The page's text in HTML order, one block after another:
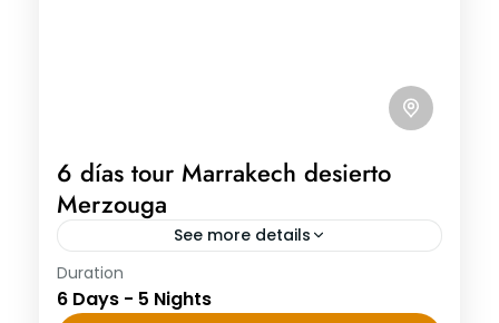
6 días tour Marrakech desierto
Merzouga
See more details
6 días tour Marrakech desierto Merzouga
Día 1: Ciudad de origen – Marrakech
Duration
6 Days - 5 Nights